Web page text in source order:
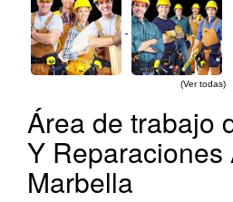
(Ver todas)
Área de trabajo
Y Reparaciones
Marbella